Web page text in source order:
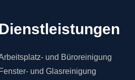
Dienstleistungen
und Büroreinigung
Fenster- und Glasreinigung